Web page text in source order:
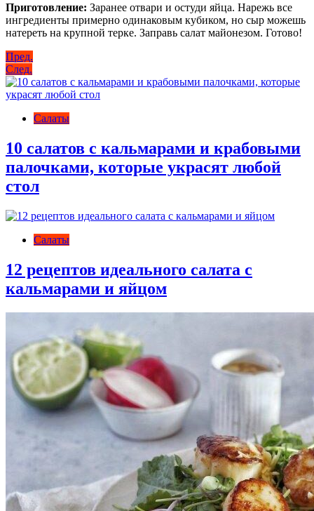
Приготовление: Заранее отвари и остуди яйца. Нарежь все
ингредиенты примерно одинаковым кубиком, но сыр можешь
натереть на крупной терке. Заправь салат майонезом. Готово!
Навигация
по
записям
Пред.
След.
Салаты
10 салатов с кальмарами и крабовыми
палочками, которые украсят любой
стол
Салаты
12 рецептов идеального салата с
кальмарами и яйцом